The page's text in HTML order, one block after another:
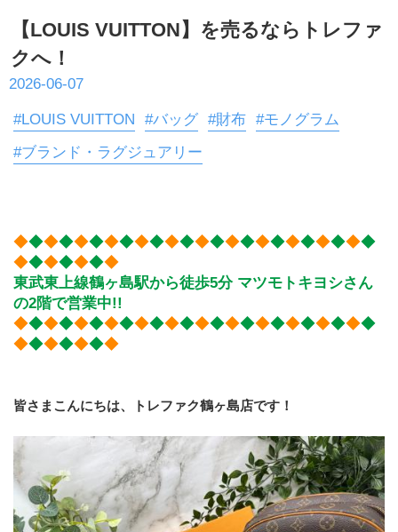
【LOUIS VUITTON】を売るならトレファ
クへ！
2026-06-07
#LOUIS VUITTON #バッグ #財布 #モノグラム
#ブランド・ラグジュアリー
◆◆◆◆◆◆◆◆◆◆◆◆◆◆◆◆◆◆◆◆◆◆◆◆
◆◆◆◆◆◆◆
東武東上線鶴ヶ島駅から徒歩5分 マツモトキヨシさん
の2階で営業中!!
◆◆◆◆◆◆◆◆◆◆◆◆◆◆◆◆◆◆◆◆◆◆◆◆
◆◆◆◆◆◆◆
皆さまこんにちは、トレファク鶴ヶ島店です！